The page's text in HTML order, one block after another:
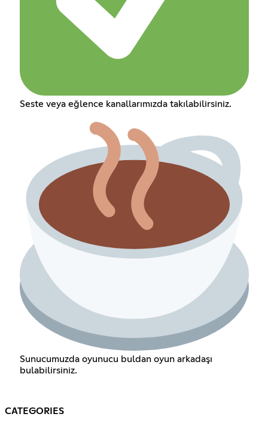
Seste veya eğlence kanallarımızda takılabilirsiniz.
Sunucumuzda oyunucu buldan oyun arkadaşı
bulabilirsiniz.
CATEGORIES